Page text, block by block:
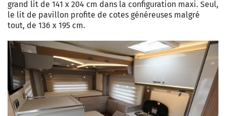
grand lit de 141 x 204 cm dans la configuration maxi. Seul,
le lit de pavillon profite de cotes généreuses malgré
tout, de 136 x 195 cm.